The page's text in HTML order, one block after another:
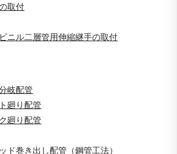
取付
ニル二層管用伸縮継手の取付
岐配管
廻り配管
廻り配管
ド巻き出し配管（鋼管工法）